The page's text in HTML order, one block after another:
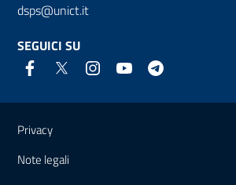
dsps@unict.it
SEGUICI SU
Link e informazioni utili
Privacy
Note legali